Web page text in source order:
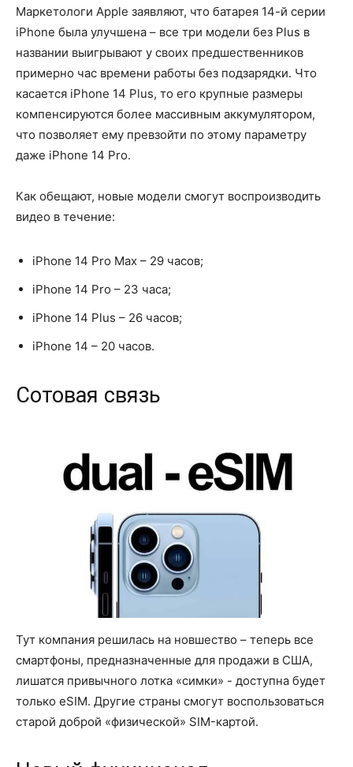
Маркетологи Apple заявляют, что батарея 14-й серии
iPhone была улучшена – все три модели без Plus в
названии выигрывают у своих предшественников
примерно час времени работы без подзарядки. Что
касается iPhone 14 Plus, то его крупные размеры
компенсируются более массивным аккумулятором,
что позволяет ему превзойти по этому параметру
даже iPhone 14 Pro.
Как обещают, новые модели смогут воспроизводить
видео в течение:
iPhone 14 Pro Max – 29 часов;
iPhone 14 Pro – 23 часа;
iPhone 14 Plus – 26 часов;
iPhone 14 – 20 часов.
Сотовая связь
Тут компания решилась на новшество – теперь все
смартфоны, предназначенные для продажи в США,
лишатся привычного лотка «симки» - доступна будет
только eSIM. Другие страны смогут воспользоваться
старой доброй «физической» SIM-картой.